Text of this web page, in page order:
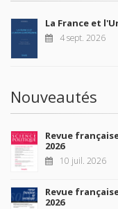
La France et
4 sept. 2026
Nouveautés
Revue
2026
10 juil. 2026
Revue
2026